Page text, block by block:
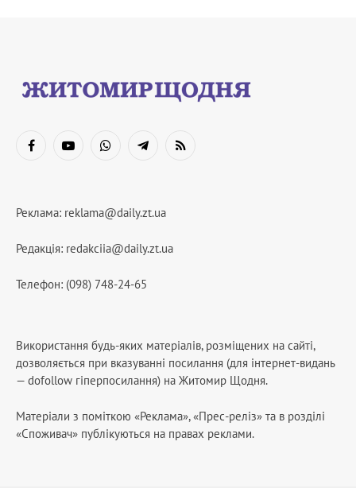
FacebookYouTubeWhatsAppTelegramRSS
Реклама: reklama@daily.zt.ua
Редакція: redakciia@daily.zt.ua
Телефон: (098) 748-24-65
Використання будь-яких матеріалів, розміщених на сайті,
дозволяється при вказуванні посилання (для інтернет-видань
— dofollow гіперпосилання) на Житомир Щодня.
Матеріали з поміткою «Реклама», «Прес-реліз» та в розділі
«Споживач» публікуються на правах реклами.